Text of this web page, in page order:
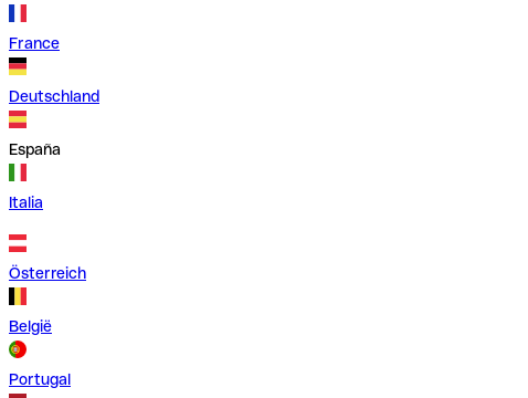
France
Deutschland
España
Italia
Österreich
België
Portugal